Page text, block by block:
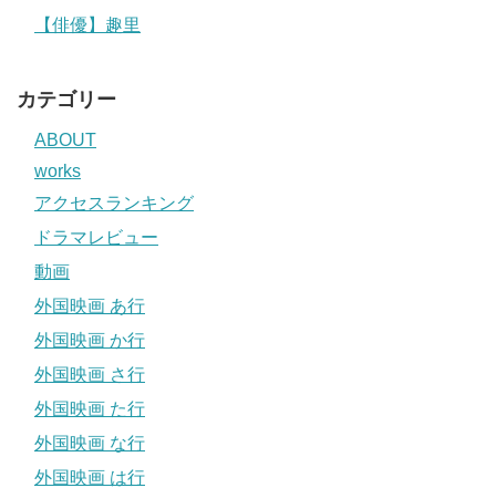
【俳優】趣里
カテゴリー
ABOUT
works
アクセスランキング
ドラマレビュー
動画
外国映画 あ行
外国映画 か行
外国映画 さ行
外国映画 た行
外国映画 な行
外国映画 は行